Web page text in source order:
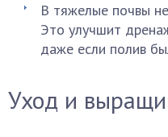
В тяжелые почвы
Это улучшит
даже если полив
Уход и